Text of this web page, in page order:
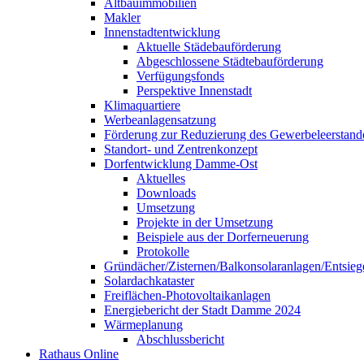
Altbauimmobilien
Makler
Innenstadtentwicklung
Aktuelle Städebauförderung
Abgeschlossene Städtebauförderung
Verfügungsfonds
Perspektive Innenstadt
Klimaquartiere
Werbeanlagensatzung
Förderung zur Reduzierung des
Standort- und Zentrenkonzept
Dorfentwicklung Damme-Ost
Aktuelles
Downloads
Umsetzung
Projekte in der Umsetzung
Beispiele aus der Dorferneuerung
Protokolle
Gründächer/Zisternen/Balkonsolaranlagen/
Solardachkataster
Freiflächen-Photovoltaikanlagen
Energiebericht der Stadt Damme 2024
Wärmeplanung
Abschlussbericht
Rathaus Online